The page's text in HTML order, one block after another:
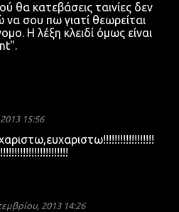
θα κατεβάσεις ταινίες δεν
να σου πω γιατί θεωρείται
Η λέξη κλειδί όμως είναι
15:56
2013 14:26